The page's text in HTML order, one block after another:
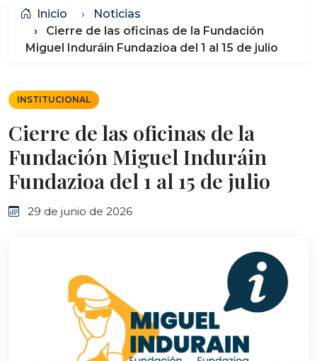
Inicio
Noticias
Cierre de las oficinas de la Fundación
Miguel Induráin Fundazioa del 1 al 15 de julio
INSTITUCIONAL
Cierre de las oficinas de la
Fundación Miguel Induráin
Fundazioa del 1 al 15 de julio
29 de junio de 2026